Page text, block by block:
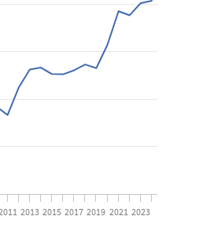
des erneuerbaren Stroms am
in Prozent. Data ranges from
2013 2015 2017 2019 2021 2023